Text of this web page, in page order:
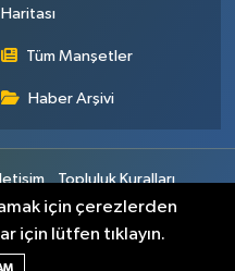
Haritası
Tüm Manşetler
Haber Arşivi
Topluluk Kuralları
için çerezlerden
için lütfen tıklayın.